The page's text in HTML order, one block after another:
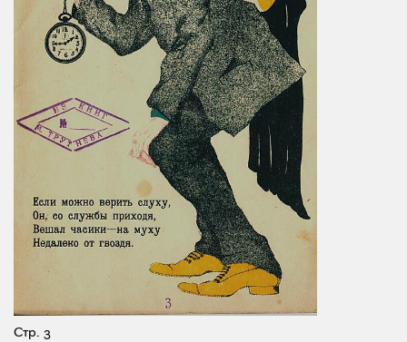
Стр. 3